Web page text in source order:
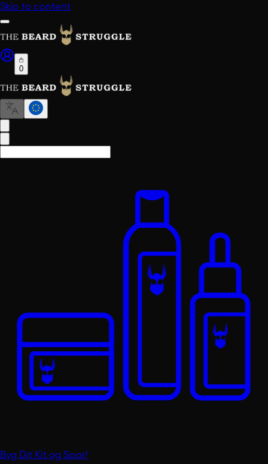
Skip to content
0
Byg Dit Kit og Spar!